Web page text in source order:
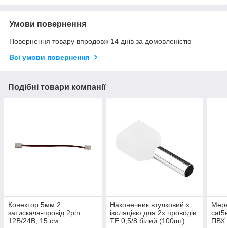
Умови повернення
Повернення товару впродовж 14 днів за домовленістю
Всі умови повернення
Подібні товари компанії
Конектор 5мм 2
затискача-провід 2pin
12В/24В, 15 см
Наконечник втулковий з
ізоляцією для 2х проводів
TE 0,5/8 білий (100шт)
ПВХ